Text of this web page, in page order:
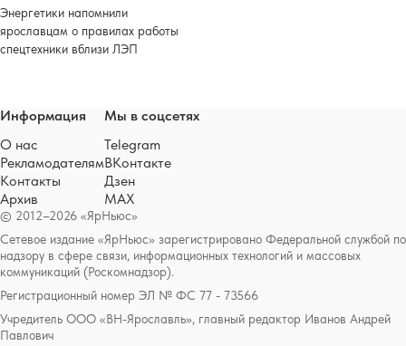
Энергетики напомнили
ярославцам о правилах работы
спецтехники вблизи ЛЭП
© 2012–2026 «ЯрНьюс»
Сетевое издание «ЯрНьюс» зарегистрировано Федеральной службой по
надзору в сфере связи, информационных технологий и массовых
коммуникаций (Роскомнадзор).
Регистрационный номер ЭЛ № ФС 77 - 73566
Учредитель ООО «ВН-Ярославль», главный редактор Иванов Андрей
Павлович
Информация
О нас
Рекламодателям
Контакты
Архив
Мы в соцсетях
Telegram
ВКонтакте
Дзен
MAX